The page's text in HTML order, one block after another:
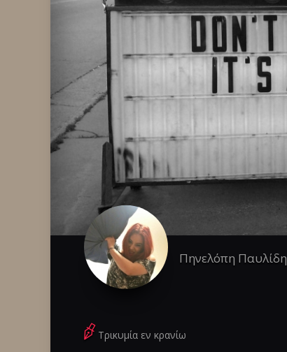
Πηνελόπη Παυλίδη
Τρικυμία εν κρανίω